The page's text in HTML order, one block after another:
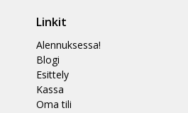
Linkit
Alennuksessa!
Blogi
Esittely
Kassa
Oma tili